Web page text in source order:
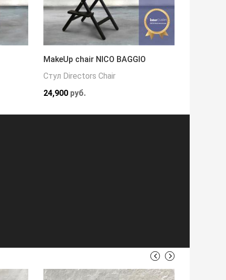
MakeUp chair NICO BAGGIO
Стул Directors Chair
24,900 руб.